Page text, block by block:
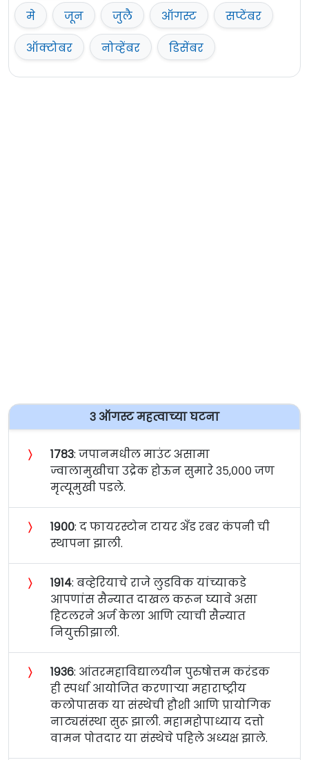
मे
जून जुलै ऑगस्ट
सप्टेंबर
ऑक्टोबर
नोव्हेंबर डिसेंबर
३ ऑगस्ट महत्वाच्या घटना
〉 १७८३: जपानमधील माउंट असामा
ज्वालामुखीचा उद्रेक होऊन सुमारे ३५,००० जण
मृत्यूमुखी पडले.
〉 १९००: द फायरस्टोन टायर अँड रबर कंपनी ची
स्थापना झाली.
〉 १९१४: बव्हेरियाचे राजे लुडविक यांच्याकडे
आपणांस सैन्यात दाखल करून घ्यावे असा
हिटलरने अर्ज केला आणि त्याची सैन्यात
नियुक्तीझाली.
〉 १९३६: आंतरमहाविद्यालयीन पुरुषोत्तम करंडक
ही स्पर्धा आयोजित करणार्‍या महाराष्ट्रीय
कलोपासक या संस्थेची हौशी आणि प्रायोगिक
नाट्यसंस्था सुरू झाली. महामहोपाध्याय दत्तो
वामन पोतदार या संस्थेचे पहिले अध्यक्ष झाले.